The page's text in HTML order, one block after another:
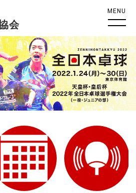
会
MENU